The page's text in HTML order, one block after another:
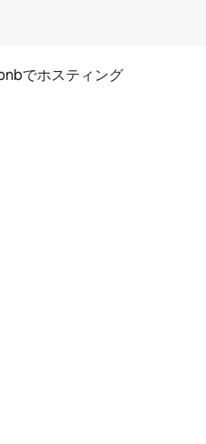
でホスティング